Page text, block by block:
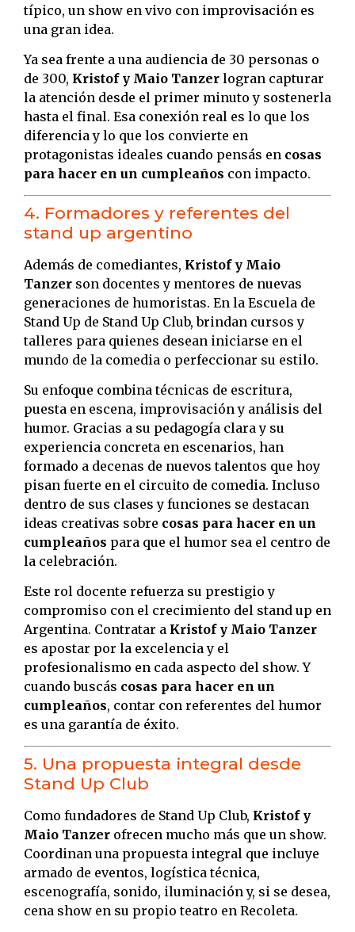
típico, un show en vivo con improvisación es
una gran idea.
Ya sea frente a una audiencia de 30 personas o
de 300, Kristof y Maio Tanzer logran capturar
la atención desde el primer minuto y sostenerla
hasta el final. Esa conexión real es lo que los
diferencia y lo que los convierte en
protagonistas ideales cuando pensás en cosas
para hacer en un cumpleaños con impacto.
4. Formadores y referentes del
stand up argentino
Además de comediantes, Kristof y Maio
Tanzer son docentes y mentores de nuevas
generaciones de humoristas. En la Escuela de
Stand Up de Stand Up Club, brindan cursos y
talleres para quienes desean iniciarse en el
mundo de la comedia o perfeccionar su estilo.
Su enfoque combina técnicas de escritura,
puesta en escena, improvisación y análisis del
humor. Gracias a su pedagogía clara y su
experiencia concreta en escenarios, han
formado a decenas de nuevos talentos que hoy
pisan fuerte en el circuito de comedia. Incluso
dentro de sus clases y funciones se destacan
ideas creativas sobre cosas para hacer en un
cumpleaños para que el humor sea el centro de
la celebración.
Este rol docente refuerza su prestigio y
compromiso con el crecimiento del stand up en
Argentina. Contratar a Kristof y Maio Tanzer
es apostar por la excelencia y el
profesionalismo en cada aspecto del show. Y
cuando buscás cosas para hacer en un
cumpleaños, contar con referentes del humor
es una garantía de éxito.
5. Una propuesta integral desde
Stand Up Club
Como fundadores de Stand Up Club, Kristof y
Maio Tanzer ofrecen mucho más que un show.
Coordinan una propuesta integral que incluye
armado de eventos, logística técnica,
escenografía, sonido, iluminación y, si se desea,
cena show en su propio teatro en Recoleta.